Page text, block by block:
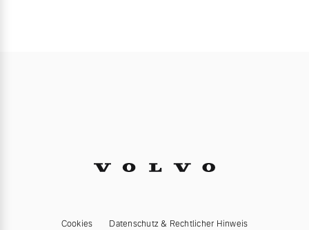
Cookies Datenschutz & Rechtlicher Hinweis